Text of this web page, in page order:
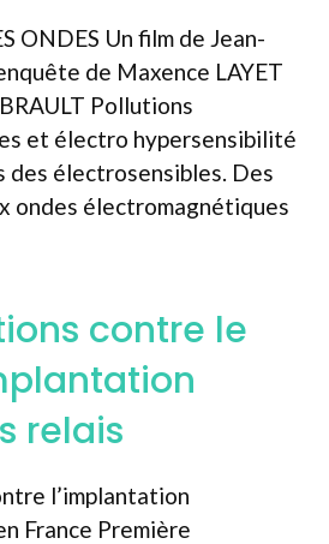
ONDES Un film de Jean-
de Maxence LAYET
Pollutions
et électro hypersensibilité
des électrosensibles. Des
ondes électromagnétiques
contre le
relais
l’implantation
France Première